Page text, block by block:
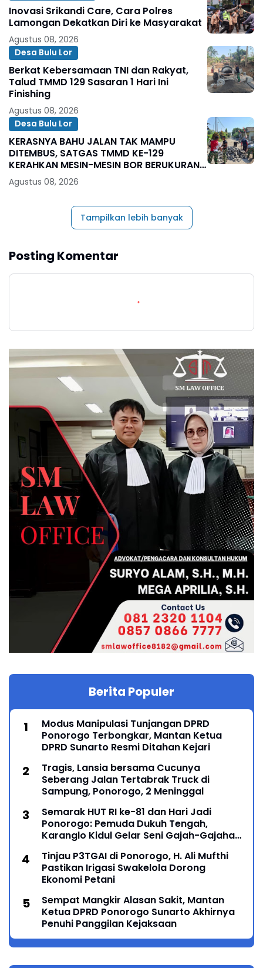
Inovasi Srikandi Care, Cara Polres
Lamongan Dekatkan Diri ke Masyarakat
Agustus 08, 2026
Desa Bulu Lor
Berkat Kebersamaan TNI dan Rakyat,
Talud TMMD 129 Sasaran 1 Hari Ini
Finishing
Agustus 08, 2026
Desa Bulu Lor
KERASNYA BAHU JALAN TAK MAMPU
DITEMBUS, SATGAS TMMD KE-129
KERAHKAN MESIN-MESIN BOR BERUKURAN
BESAR
Agustus 08, 2026
Tampilkan lebih banyak
Posting Komentar
Berita Populer
Modus Manipulasi Tunjangan DPRD
Ponorogo Terbongkar, Mantan Ketua
DPRD Sunarto Resmi Ditahan Kejari
Tragis, Lansia bersama Cucunya
Seberang Jalan Tertabrak Truck di
Sampung, Ponorogo, 2 Meninggal
Semarak HUT RI ke-81 dan Hari Jadi
Ponorogo: Pemuda Dukuh Tengah,
Karanglo Kidul Gelar Seni Gajah-Gajahan,
Tinjau P3TGAI di Ponorogo, H. Ali Mufthi
Pastikan Irigasi Swakelola Dorong
Ekonomi Petani
Sempat Mangkir Alasan Sakit, Mantan
Ketua DPRD Ponorogo Sunarto Akhirnya
Penuhi Panggilan Kejaksaan